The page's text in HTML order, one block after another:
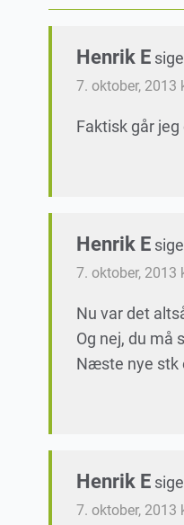
Henrik E
7. oktober, 2013
Faktisk går
Henrik E
7. oktober, 2013
Nu var det
Og nej, du må
Næste nye stk
Henrik E
7. oktober, 2013